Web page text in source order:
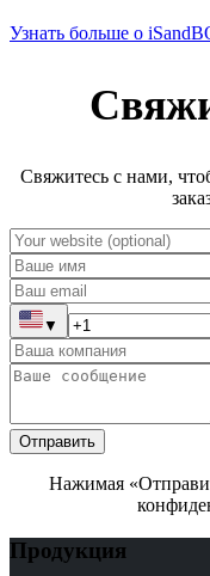
Узнать больше о
Свяжитесь с нами,
▼
Отправить
Нажимая
Продукция